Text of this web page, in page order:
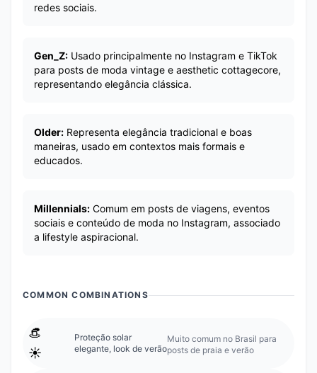
redes sociais.
Gen_Z: Usado principalmente no Instagram e TikTok
para posts de moda vintage e aesthetic cottagecore,
representando elegância clássica.
Older: Representa elegância tradicional e boas
maneiras, usado em contextos mais formais e
educados.
Millennials: Comum em posts de viagens, eventos
sociais e conteúdo de moda no Instagram, associado
a lifestyle aspiracional.
COMMON COMBINATIONS
👒
☀️
Proteção solar
elegante, look de verão
Muito comum no Brasil para
posts de praia e verão